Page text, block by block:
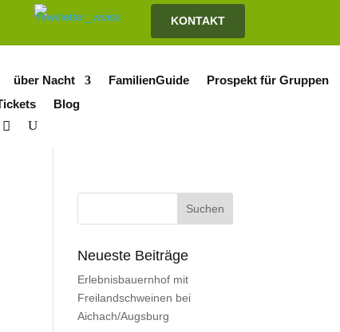
KONTAKT
über Nacht FamilienGuide
Prospekt für Gruppen
Blog
Neueste Beiträge
Erlebnisbauernhof mit
Freilandschweinen bei
Aichach/Augsburg